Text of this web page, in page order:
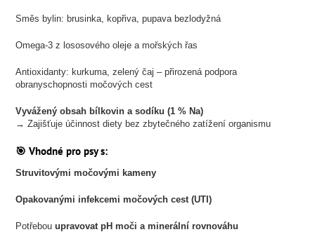
Směs bylin: brusinka, kopřiva, pupava bezlodyžná
Omega-3 z lososového oleje a mořských řas
Antioxidanty: kurkuma, zelený čaj – přirozená podpora
obranyschopnosti močových cest
Vyvážený obsah bílkovin a sodíku (1 % Na)
→ Zajišťuje účinnost diety bez zbytečného zatížení organismu
🎯 Vhodné pro psy s:
Struvitovými močovými kameny
Opakovanými infekcemi močových cest (UTI)
Potřebouupravovat pH moči a minerální rovnováhu